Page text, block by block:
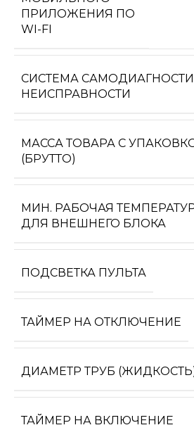
ПРИЛОЖЕНИЯ ПО
WI-FI
СИСТЕМА
НЕИСПРАВНОСТИ
МАССА ТОВАРА С
(БРУТТО)
МИН. РАБОЧАЯ
ДЛЯ ВНЕШНЕГО БЛОКА
ПОДСВЕТКА ПУЛЬТА
ТАЙМЕР НА ОТКЛЮЧЕНИЕ
ДИАМЕТР ТРУБ
ТАЙМЕР НА ВКЛЮЧЕНИЕ